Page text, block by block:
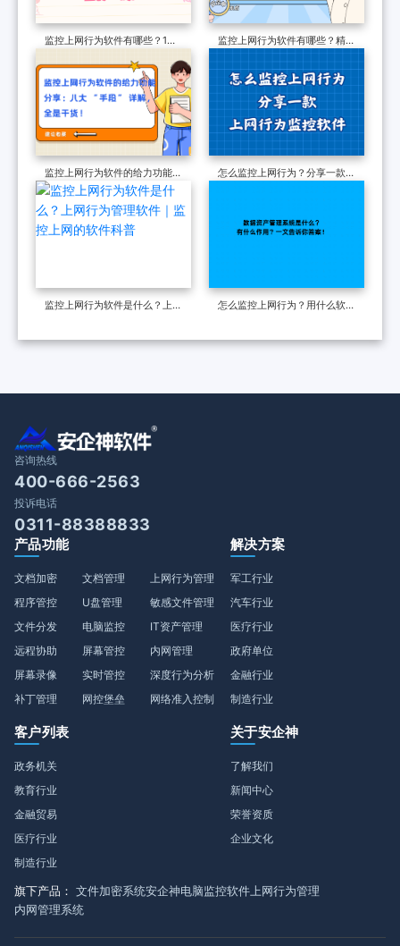
监控上网行为软件有哪些？1款
试！
监控上网行为软件有哪些？精选
到了
监控上网行为软件的给力功能分
享：八大 “手段” 详解，全是干
货！
怎么监控上网行为？分享一款上
监控上网行为软件是什么？上网
科普
怎么监控上网行为？用什么软
咨询热线
400-666-2563
投诉电话
0311-88388833
产品功能
文档加密
程序管控
文件分发
远程协助
屏幕录像
补丁管理
文档管理
U盘管理
电脑监控
屏幕管控
实时管控
网控堡垒
上网行为管理
敏感文件管理
IT资产管理
内网管理
深度行为分析
网络准入控制
解决方案
军工行业
汽车行业
医疗行业
政府单位
金融行业
制造行业
客户列表
政务机关
教育行业
金融贸易
医疗行业
制造行业
关于安企神
了解我们
新闻中心
荣誉资质
企业文化
旗下产品： 文件加密系统安企神电脑监控软件 上网行为管理
内网管理系统